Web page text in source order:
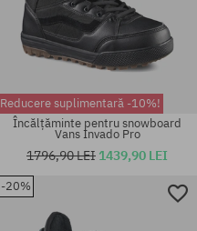
Mărimi existente:
36.5
Reducere suplimentară -10%!
Încălțăminte pentru snowboard
Vans Invado Pro
1796,90 LEI 1439,90 LEI
-20%